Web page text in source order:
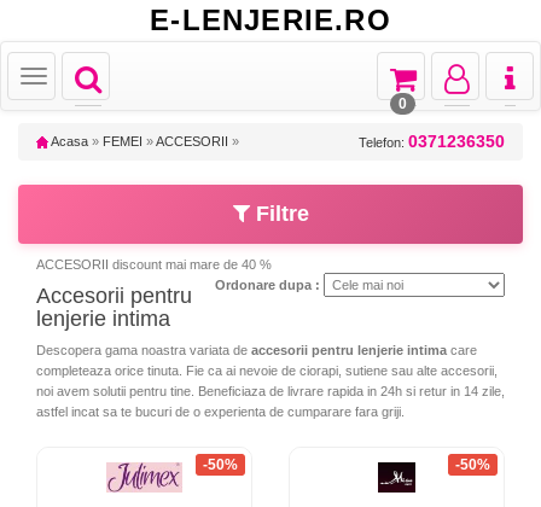
E-LENJERIE.RO
Toggle
navigation
Toggle
Toggle
navigation
Toggle
navigation
Toggle
navigation
0
Acasa » FEMEI »ACCESORII » Telefon: 0371236350
Filtre
ACCESORII discount mai mare de 40 %
Ordonare dupa :
Accesorii pentru
lenjerie intima
Descopera gama noastra variata de accesorii pentru lenjerie intima care
completeaza orice tinuta. Fie ca ai nevoie de ciorapi, sutiene sau alte accesorii,
noi avem solutii pentru tine. Beneficiaza de livrare rapida in 24h si retur in 14 zile,
astfel incat sa te bucuri de o experienta de cumparare fara griji.
-50% -50%